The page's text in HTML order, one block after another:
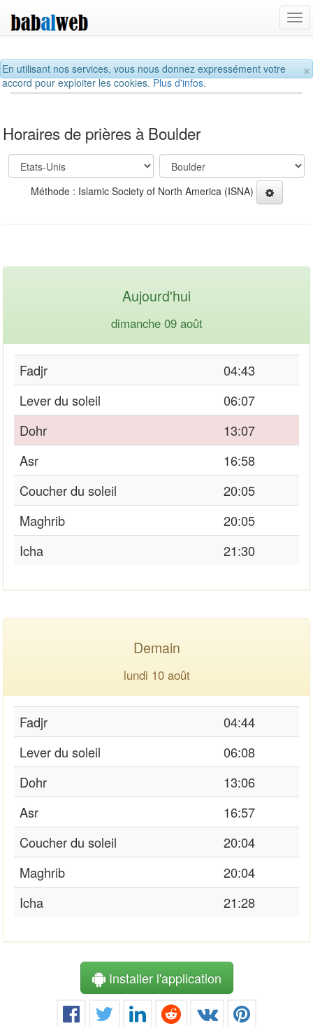
×
En utilisant nos services, vous nous donnez expressément votre
accord pour exploiter les cookies.Plus d'infos.
Horaires de prières à Boulder
Méthode : Islamic Society of North America (ISNA)
Aujourd'hui
dimanche 09 août
Fadjr
04:43
Lever du soleil
06:07
Dohr
13:07
Asr
16:58
Coucher du soleil
20:05
Maghrib
20:05
Icha
21:30
Demain
lundi 10 août
Fadjr
04:44
Lever du soleil
06:08
Dohr
13:06
Asr
16:57
Coucher du soleil
20:04
Maghrib
20:04
Icha
21:28
Installer l'application